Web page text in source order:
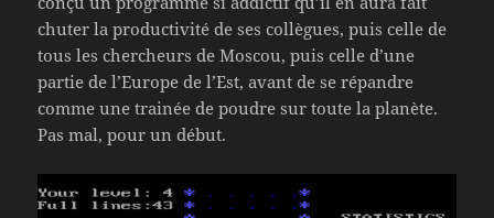
chuter la productivité de ses collègues, puis celle de
tous les chercheurs de Moscou, puis celle d’une
partie de l’Europe de l’Est, avant de se répandre
comme une trainée de poudre sur toute la planète.
Pas mal, pour un début.